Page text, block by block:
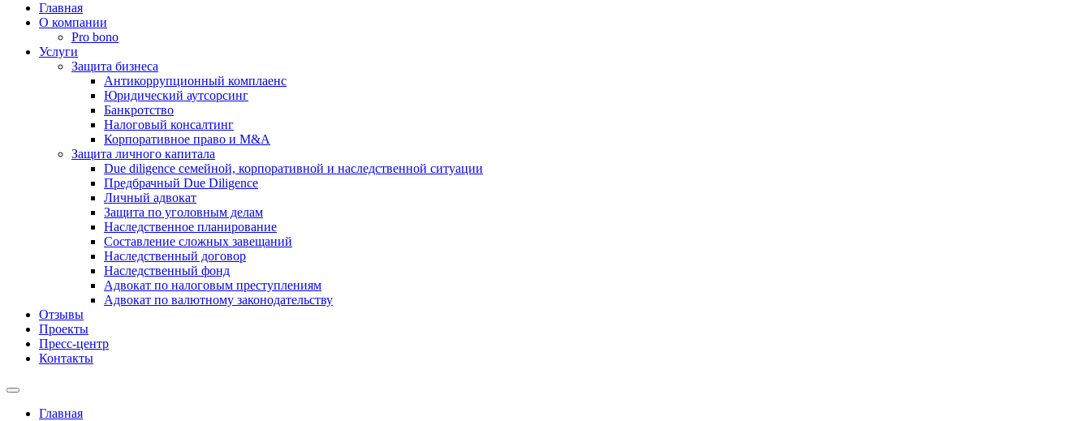
Главная
О компании
Pro bono
Услуги
Защита бизнеса
Антикоррупционный комплаенс
Юридический аутсорсинг
Банкротство
Налоговый консалтинг
Корпоративное право и M&A
Защита личного капитала
Due diligence семейной, корпоративной и наследственной ситуации
Предбрачный Due Diligence
Личный адвокат
Защита по уголовным делам
Наследственное планирование
Составление сложных завещаний
Наследственный договор
Наследственный фонд
Адвокат по налоговым преступлениям
Адвокат по валютному законодательству
Отзывы
Проекты
Пресс-центр
Контакты
Главная